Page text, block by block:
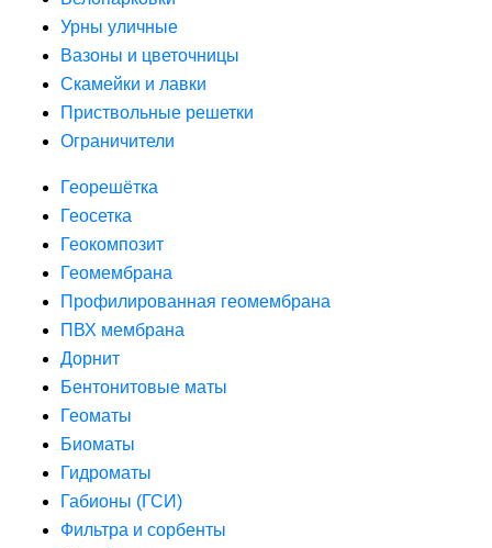
Урны уличные
Вазоны и цветочницы
Скамейки и лавки
Приствольные решетки
Ограничители
Георешётка
Геосетка
Геокомпозит
Геомембрана
Профилированная геомембрана
ПВХ мембрана
Дорнит
Бентонитовые маты
Геоматы
Биоматы
Гидроматы
Габионы (ГСИ)
Фильтра и сорбенты